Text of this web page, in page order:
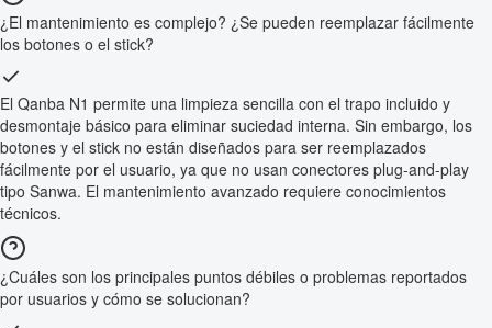
¿El mantenimiento es complejo? ¿Se pueden reemplazar fácilmente
los botones o el stick?
El Qanba N1 permite una limpieza sencilla con el trapo incluido y
desmontaje básico para eliminar suciedad interna. Sin embargo, los
botones y el stick no están diseñados para ser reemplazados
fácilmente por el usuario, ya que no usan conectores plug-and-play
tipo Sanwa. El mantenimiento avanzado requiere conocimientos
técnicos.
¿Cuáles son los principales puntos débiles o problemas reportados
por usuarios y cómo se solucionan?